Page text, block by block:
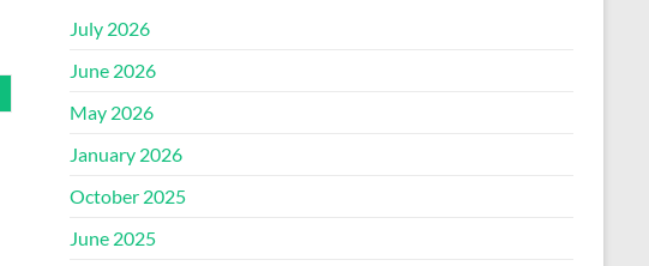
July 2026
June 2026
May 2026
January 2026
October 2025
June 2025